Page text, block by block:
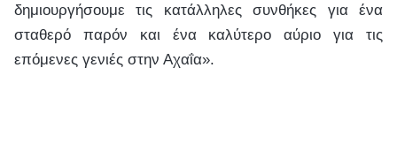
δημιουργήσουμε τις κατάλληλες συνθήκες για ένα
σταθερό παρόν και ένα καλύτερο αύριο για τις
επόμενες γενιές στην Αχαΐα».